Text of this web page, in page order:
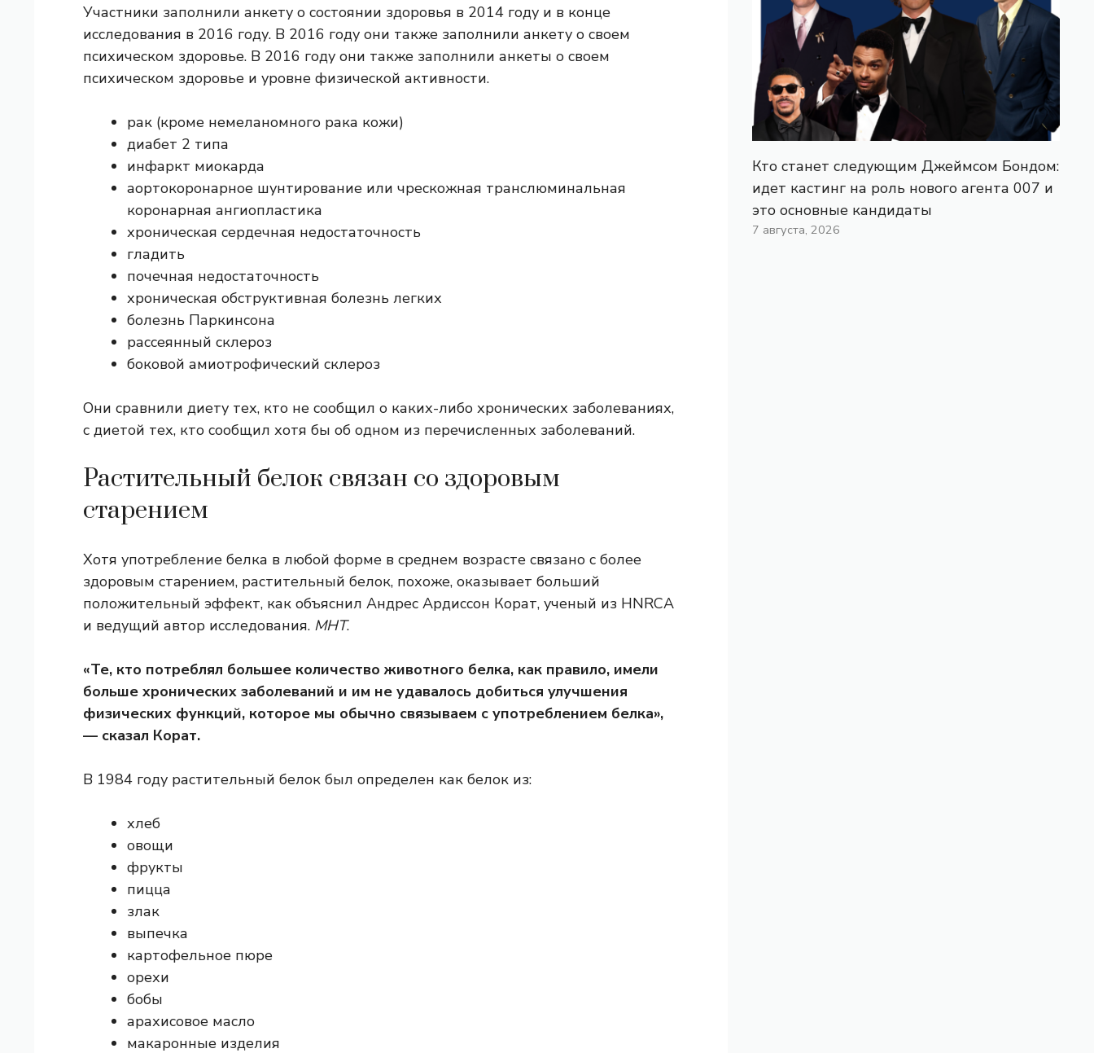
Участники заполнили анкету о состоянии здоровья в 2014 году и в конце
исследования в 2016 году. В 2016 году они также заполнили анкету о своем
психическом здоровье. В 2016 году они также заполнили анкеты о своем
психическом здоровье и уровне физической активности.
рак (кроме немеланомного рака кожи)
диабет 2 типа
инфаркт миокарда
аортокоронарное шунтирование или чрескожная транслюминальная
коронарная ангиопластика
хроническая сердечная недостаточность
гладить
почечная недостаточность
хроническая обструктивная болезнь легких
болезнь Паркинсона
рассеянный склероз
боковой амиотрофический склероз
Они сравнили диету тех, кто не сообщил о каких-либо хронических заболеваниях,
с диетой тех, кто сообщил хотя бы об одном из перечисленных заболеваний.
Растительный белок связан со здоровым
старением
Хотя употребление белка в любой форме в среднем возрасте связано с более
здоровым старением, растительный белок, похоже, оказывает больший
положительный эффект, как объяснил Андрес Ардиссон Корат, ученый из HNRCA
и ведущий автор исследования. МНТ.
«Те, кто потреблял большее количество животного белка, как правило, имели
больше хронических заболеваний и им не удавалось добиться улучшения
физических функций, которое мы обычно связываем с употреблением белка»,
— сказал Корат.
В 1984 году растительный белок был определен как белок из:
хлеб
овощи
фрукты
пицца
злак
выпечка
картофельное пюре
орехи
бобы
арахисовое масло
макаронные изделия
Кто станет следующим Джеймсом Бондом:
идет кастинг на роль нового агента 007 и
это основные кандидаты
7 августа, 2026